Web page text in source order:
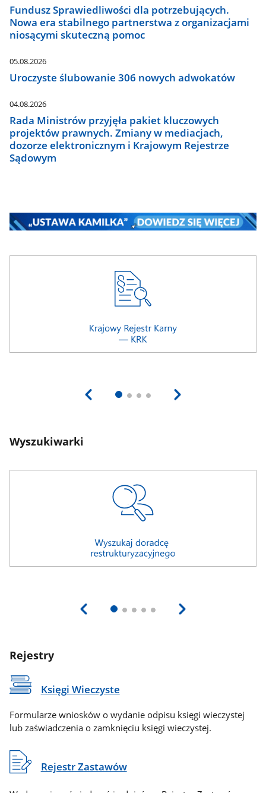
Fundusz Sprawiedliwości dla potrzebujących.
Nowa era stabilnego partnerstwa z organizacjami
niosącymi skuteczną pomoc
05.08.2026
Uroczyste ślubowanie 306 nowych adwokatów
04.08.2026
Rada Ministrów przyjęła pakiet kluczowych
projektów prawnych. Zmiany w mediacjach,
dozorze elektronicznym i Krajowym Rejestrze
Sądowym
Wyszukiwarki
Rejestry
Księgi Wieczyste
Formularze wniosków o wydanie odpisu księgi wieczystej
lub zaświadczenia o zamknięciu księgi wieczystej.
Rejestr Zastawów